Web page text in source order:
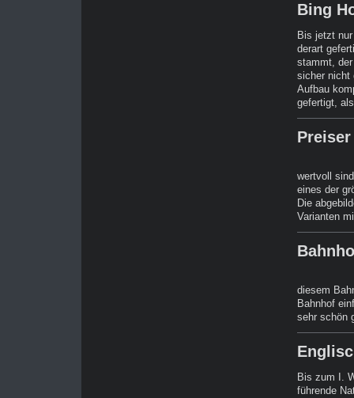
Bing
Bis jetzt
derart
stammt,
sicher nicht
Aufbau
gefertigt,
wertvoll
eines der
Die
Varianten
diesem
Bahnhof
sehr schön
Bis zum I.
führende